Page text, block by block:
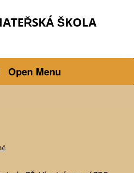
ŠKOLA
Open Menu